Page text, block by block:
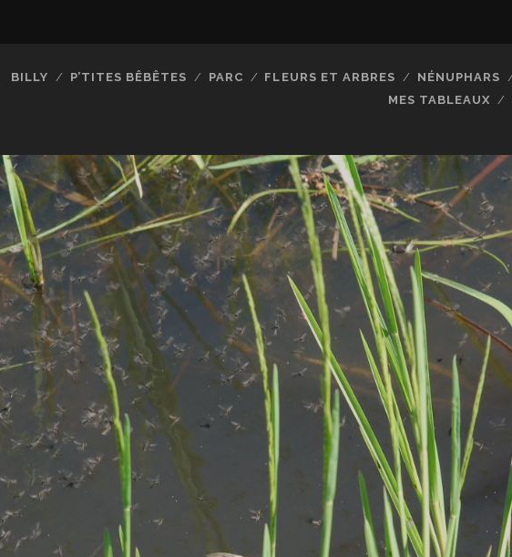
BILLY P’TITES BÊBÊTES PARC FLEURS ET ARBRES NÉNUPHARS
MES TABLEAUX